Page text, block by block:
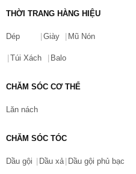
THỜI TRANG HÀNG HIỆU
Dép Giày Mũ Nón
Túi Xách Balo
CHĂM SÓC CƠ THỂ
Lăn nách
CHĂM SÓC TÓC
Dầu gội Dầu xả Dầu gội phủ bạc